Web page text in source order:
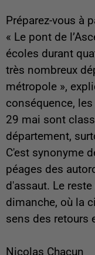
Préparez-vous à
« Le pont de
écoles durant
très nombreux
métropole »,
conséquence,
29 mai sont
département,
C'est synonyme
péages des
d'assaut. Le
dimanche, où la
sens des retours
Nicolas Chacun